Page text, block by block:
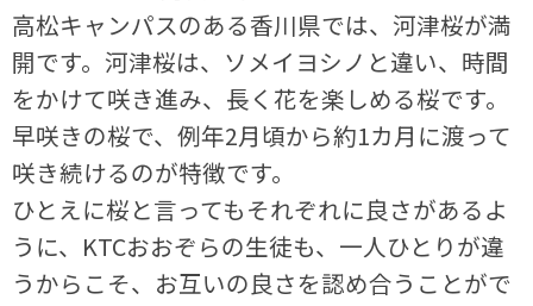
高松キャンパスのある香川県では、河津桜が満
開です。河津桜は、ソメイヨシノと違い、時間
をかけて咲き進み、長く花を楽しめる桜です。
早咲きの桜で、例年2月頃から約1カ月に渡って
咲き続けるのが特徴です。
ひとえに桜と言ってもそれぞれに良さがあるよ
うに、KTCおおぞらの生徒も、一人ひとりが違
うからこそ、お互いの良さを認め合うことがで